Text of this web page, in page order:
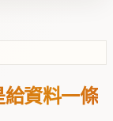
給資料一條